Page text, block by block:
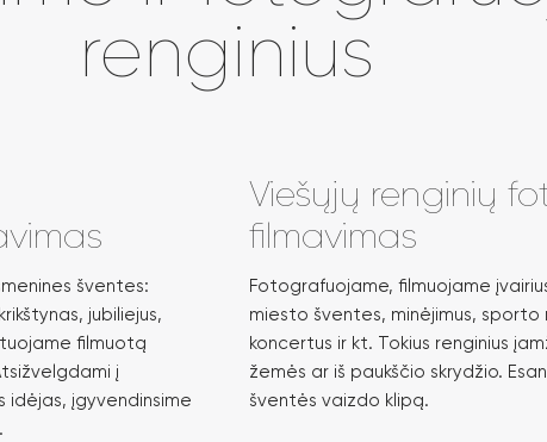
renginius
šventes:
jubiliejus,
filmuotą
į
idėjas, įgyvendinsime
Viešųjų renginių
filmavimas
Fotografuojame, filmuojame
miesto šventes, minėjimus, sporto
koncertus ir kt. Tokius renginius
žemės ar iš paukščio skrydžio.
šventės vaizdo klipą.